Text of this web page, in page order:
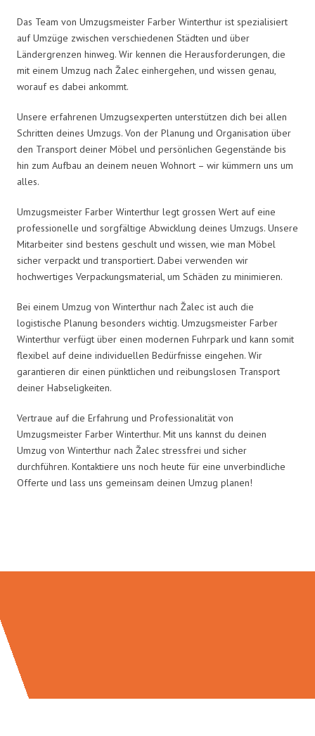
Das Team von Umzugsmeister Farber Winterthur ist spezialisiert
auf Umzüge zwischen verschiedenen Städten und über
Ländergrenzen hinweg. Wir kennen die Herausforderungen, die
mit einem Umzug nach Žalec einhergehen, und wissen genau,
worauf es dabei ankommt.
Unsere erfahrenen Umzugsexperten unterstützen dich bei allen
Schritten deines Umzugs. Von der Planung und Organisation über
den Transport deiner Möbel und persönlichen Gegenstände bis
hin zum Aufbau an deinem neuen Wohnort – wir kümmern uns um
alles.
Umzugsmeister Farber Winterthur legt grossen Wert auf eine
professionelle und sorgfältige Abwicklung deines Umzugs. Unsere
Mitarbeiter sind bestens geschult und wissen, wie man Möbel
sicher verpackt und transportiert. Dabei verwenden wir
hochwertiges Verpackungsmaterial, um Schäden zu minimieren.
Bei einem Umzug von Winterthur nach Žalec ist auch die
logistische Planung besonders wichtig. Umzugsmeister Farber
Winterthur verfügt über einen modernen Fuhrpark und kann somit
flexibel auf deine individuellen Bedürfnisse eingehen. Wir
garantieren dir einen pünktlichen und reibungslosen Transport
deiner Habseligkeiten.
Vertraue auf die Erfahrung und Professionalität von
Umzugsmeister Farber Winterthur. Mit uns kannst du deinen
Umzug von Winterthur nach Žalec stressfrei und sicher
durchführen. Kontaktiere uns noch heute für eine unverbindliche
Offerte und lass uns gemeinsam deinen Umzug planen!